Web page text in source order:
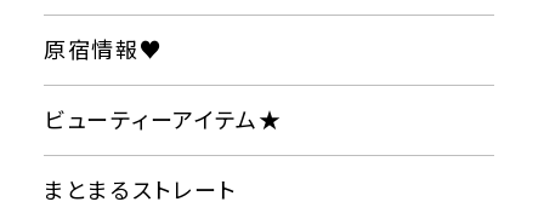
原宿情報♥
ビューティーアイテム★
まとまるストレート